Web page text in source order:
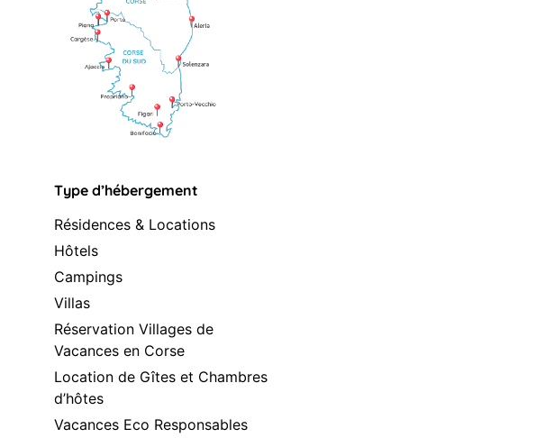
Type d’hébergement
Résidences & Locations
Hôtels
Campings
Villas
Réservation Villages de
Vacances en Corse
Location de Gîtes et Chambres
d’hôtes
Vacances Eco Responsables